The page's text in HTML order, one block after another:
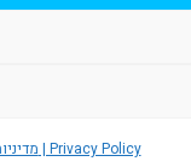
מדיניות פרטיות | Privacy Policy